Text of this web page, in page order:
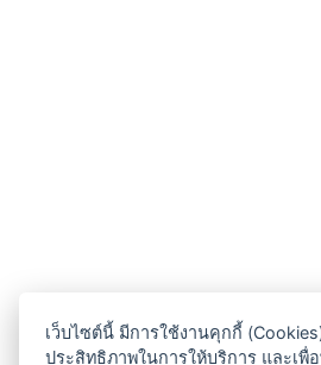
เว็บไซต์นี้ มีการใช้งานคุกกี้
ประสิทธิภาพในการให้บริการ และเพื่